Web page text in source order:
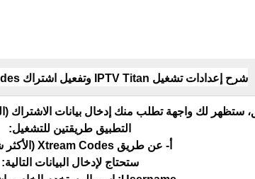
شرح إعدادات تشغيل IPTV Titan وتفعيل اشتراك Xtream Codes على جهازك
ستظهر لك واجهة تطلب منك إدخال بيانات الاشتراك
التطبيق طريقتين للتشغيل:
أ- عن طريق Xtream Codes (الأكثر شيوعاً):
ستحتاج لإدخال البيانات التالية: